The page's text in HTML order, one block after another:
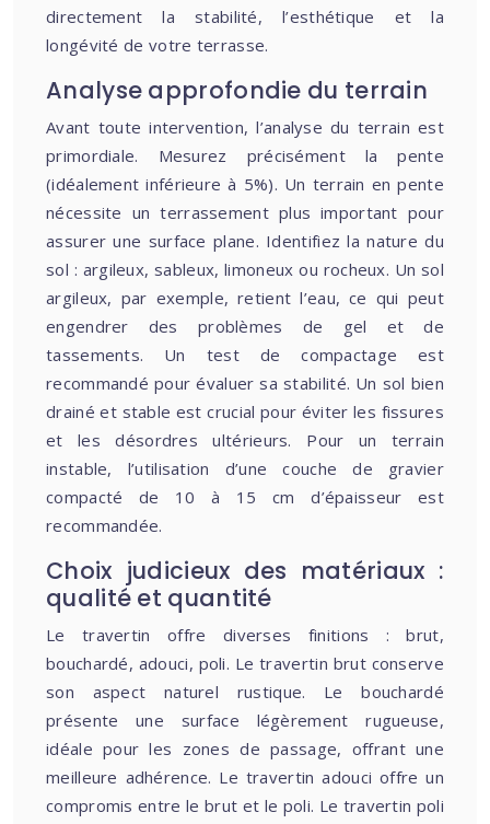
directement la stabilité, l’esthétique et la
longévité de votre terrasse.
Analyse approfondie du terrain
Avant toute intervention, l’analyse du terrain est
primordiale. Mesurez précisément la pente
(idéalement inférieure à 5%). Un terrain en pente
nécessite un terrassement plus important pour
assurer une surface plane. Identifiez la nature du
sol : argileux, sableux, limoneux ou rocheux. Un sol
argileux, par exemple, retient l’eau, ce qui peut
engendrer des problèmes de gel et de
tassements. Un test de compactage est
recommandé pour évaluer sa stabilité. Un sol bien
drainé et stable est crucial pour éviter les fissures
et les désordres ultérieurs. Pour un terrain
instable, l’utilisation d’une couche de gravier
compacté de 10 à 15 cm d’épaisseur est
recommandée.
Choix judicieux des matériaux :
qualité et quantité
Le travertin offre diverses finitions : brut,
bouchardé, adouci, poli. Le travertin brut conserve
son aspect naturel rustique. Le bouchardé
présente une surface légèrement rugueuse,
idéale pour les zones de passage, offrant une
meilleure adhérence. Le travertin adouci offre un
compromis entre le brut et le poli. Le travertin poli